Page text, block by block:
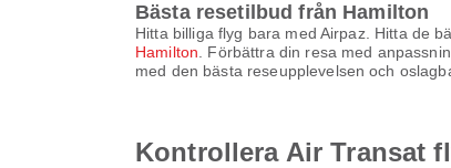
Bästa resetilbud från Hamilton
Hitta billiga flyg bara med Airpaz. Hitta de
Hamilton . Förbättra din resa med
med den bästa reseupplevelsen och
Kontrollera Air Transat